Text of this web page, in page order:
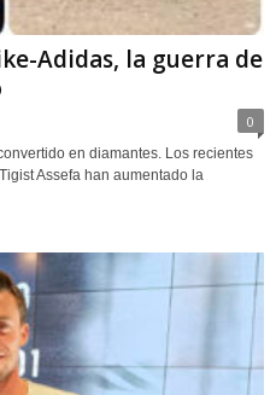
Adidas, la guerra de
0
en diamantes. Los recientes
Assefa han aumentado la